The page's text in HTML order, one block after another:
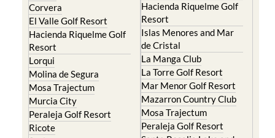
Corvera
El Valle Golf Resort
Hacienda Riquelme Golf
Resort
Lorqui
Molina de Segura
Mosa Trajectum
Murcia City
Peraleja Golf Resort
Ricote
Hacienda Riquelme Golf
Resort
Islas Menores and Mar
de Cristal
La Manga Club
La Torre Golf Resort
Mar Menor Golf Resort
Mazarron Country Club
Mosa Trajectum
Peraleja Golf Resort